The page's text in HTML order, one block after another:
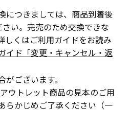
につきましては、商品到着後
い。完売のため交換できな
しくはご利用ガイドをお読み
イド「変更・キャンセル・返
ございます。
ウトレット商品の見本のご用
らかじめご了承ください（一